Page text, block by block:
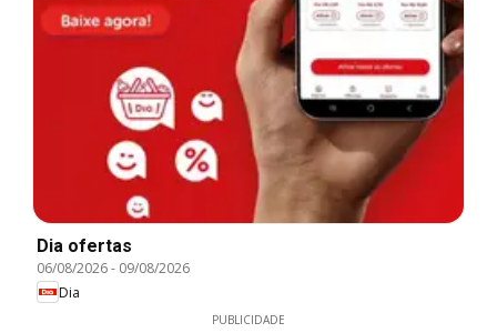
Dia ofertas
06/08/2026- 09/08/2026
Dia
PUBLICIDADE